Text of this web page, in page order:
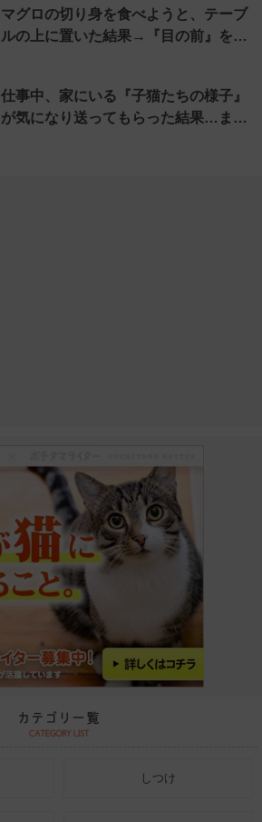
マグロの切り身を食べようと、テーブ
ルの上に置いた結果→『目の前』を…
仕事中、家にいる『子猫たちの様子』
が気になり送ってもらった結果…ま…
しつけ